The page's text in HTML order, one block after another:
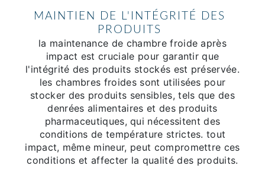
MAINTIEN DE L'INTÉGRITÉ DES
PRODUITS
la maintenance de chambre froide après
impact est cruciale pour garantir que
l'intégrité des produits stockés est préservée.
les chambres froides sont utilisées pour
stocker des produits sensibles, tels que des
denrées alimentaires et des produits
pharmaceutiques, qui nécessitent des
conditions de température strictes. tout
impact, même mineur, peut compromettre ces
conditions et affecter la qualité des produits.